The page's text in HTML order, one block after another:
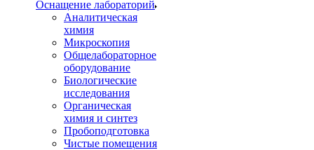
Оснащение лабораторий
Аналитическая
химия
Микроскопия
Общелабораторное
оборудование
Биологические
исследования
Органическая
химия и синтез
Пробоподготовка
Чистые помещения